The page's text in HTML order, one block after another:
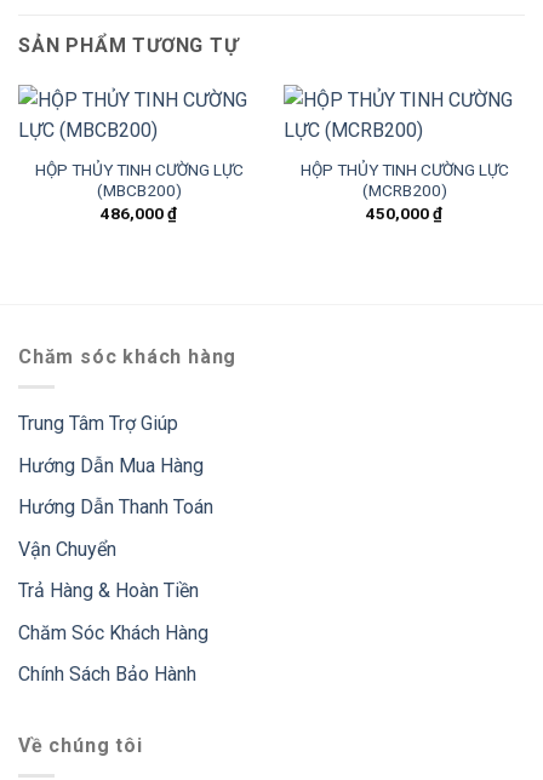
SẢN PHẨM TƯƠNG TỰ
HỘP THỦY TINH CƯỜNG LỰC
(MBCB200)
486,000₫
HỘP THỦY TINH CƯỜNG LỰC
(MCRB200)
450,000₫
Chăm sóc khách hàng
Trung Tâm Trợ Giúp
Hướng Dẫn Mua Hàng
Hướng Dẫn Thanh Toán
Vận Chuyển
Trả Hàng & Hoàn Tiền
Chăm Sóc Khách Hàng
Chính Sách Bảo Hành
Về chúng tôi